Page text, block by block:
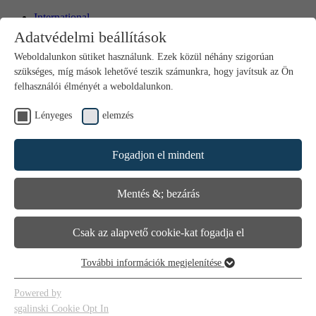
International
Bosnia
Bulgaria
Croatia
Czech Republic
Hungary
North Macedonia
Romania
Kapcsolat
Adatvédelmi beállítások
Weboldalunkon sütiket használunk. Ezek közül néhány szigorúan
szükséges, míg mások lehetővé teszik számunkra, hogy javítsuk az Ön
felhasználói élményét a weboldalunkon.
Lényeges elemzés
Fogadjon el mindent
Mentés &; bezárás
Csak az alapvető cookie-kat fogadja el
Az alapvető cookie-k a weboldal alapvető funkcióihoz szükségesek.
Ez biztosítja a weboldal megfelelő működését.
További információk megjelenítése
Powered by
sgalinski Cookie Opt In